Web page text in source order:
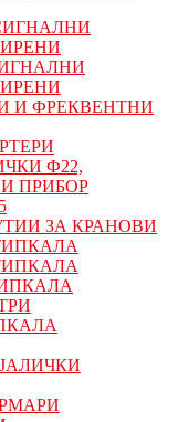
И ФРЕКВЕНТНИ
Ф22,
ПРИБОР
ЗА КРАНОВИ